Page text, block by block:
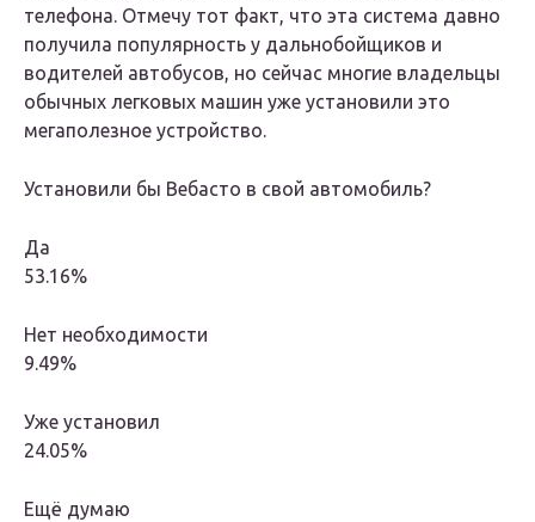
телефона. Отмечу тот факт, что эта система давно
получила популярность у дальнобойщиков и
водителей автобусов, но сейчас многие владельцы
обычных легковых машин уже установили это
мегаполезное устройство.
Установили бы Вебасто в свой автомобиль?
Да
53.16%
Нет необходимости
9.49%
Уже установил
24.05%
Ещё думаю